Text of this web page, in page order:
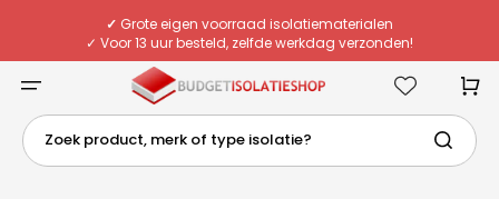
✓ Grote eigen voorraad isolatiematerialen
✓ Voor 13 uur besteld, zelfde werkdag verzonden!
✓ Eigen chauffeurs & flexibele bezorging
Deskundig advies van echte specialisten
Zoek product, merk of type isolatie?